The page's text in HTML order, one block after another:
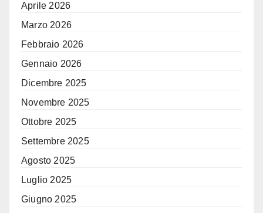
Aprile 2026
Marzo 2026
Febbraio 2026
Gennaio 2026
Dicembre 2025
Novembre 2025
Ottobre 2025
Settembre 2025
Agosto 2025
Luglio 2025
Giugno 2025